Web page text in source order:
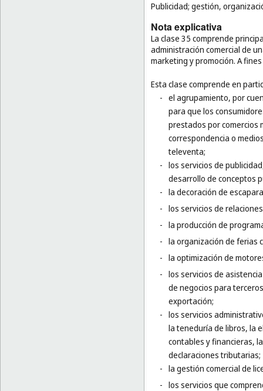
Publicidad; gestión,
Nota explicativa
La clase 35 comprende
administración comercial de
marketing y promoción. A
Esta clase comprende en
- el agrupamiento, por
para que los
prestados por comercios
correspondencia o
televenta;
- los servicios de
desarrollo de conceptos
- la decoración de
- los servicios de
- la producción de
- la organización de ferias
- la optimización de
- los servicios de
de negocios para
exportación;
- los servicios
la teneduría de libros, la
contables y financieras,
declaraciones tributarias;
- la gestión comercial de
- los servicios que